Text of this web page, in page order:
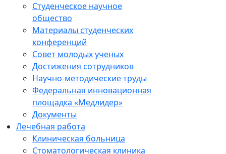
Студенческое научное
общество
Материалы студенческих
конференций
Совет молодых ученых
Достижения сотрудников
Научно-методические труды
Федеральная инновационная
площадка «Медлидер»
Документы
Лечебная работа
Клиническая больница
Стоматологическая клиника